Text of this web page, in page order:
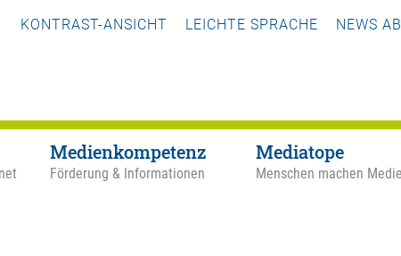
KONTRAST-ANSICHT LEICHTE SPRACHE NEWS
Medienkompetenz
Förderung & Informationen
Mediatope
Menschen machen